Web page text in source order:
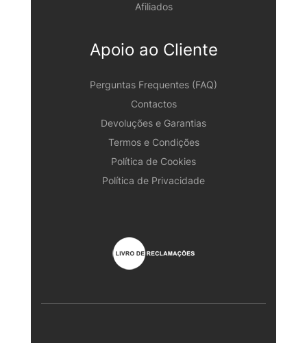
Afiliados
Apoio ao Cliente
Perguntas Frequentes (FAQ)
Contactos
Devoluções e Garantias
Termos e Condições
Política de Cookies
Política de Privacidade